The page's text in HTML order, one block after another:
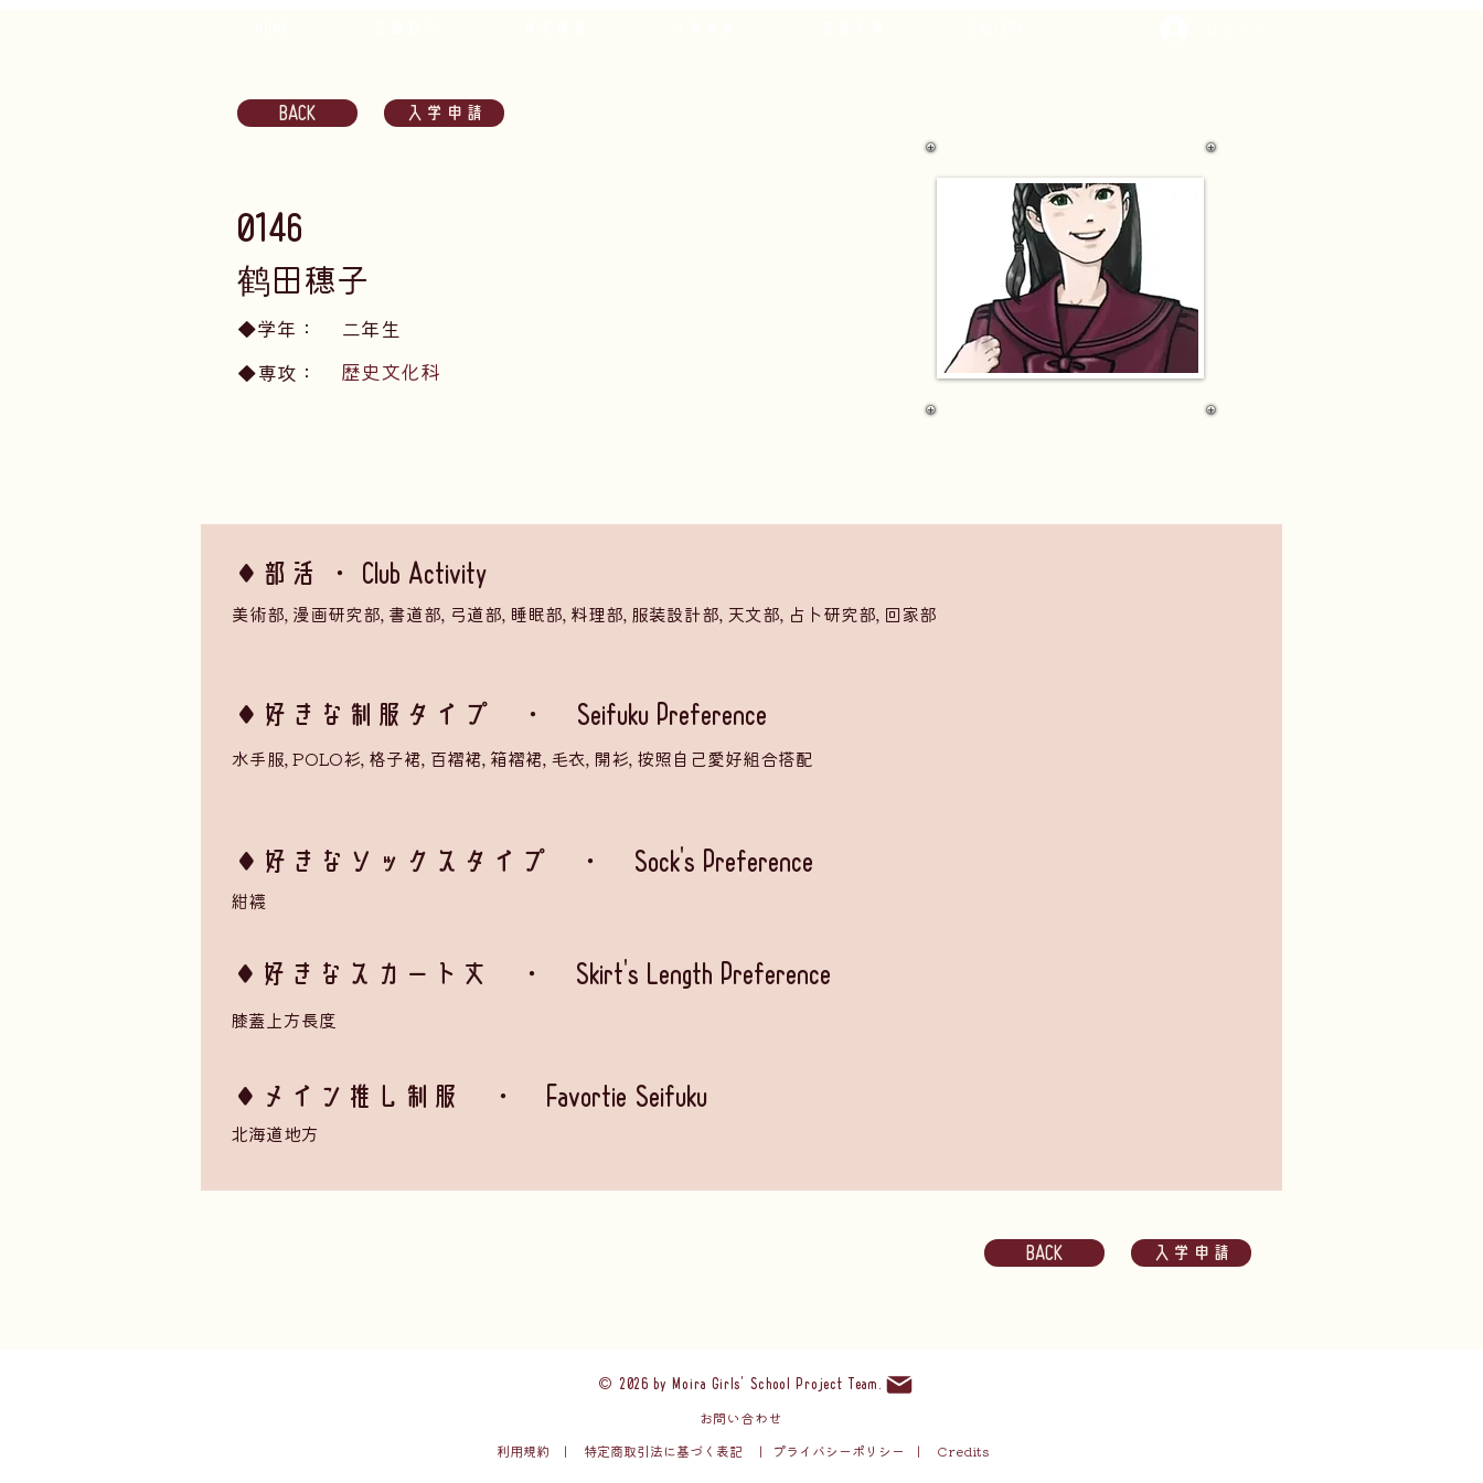
BACK 入学申請
0146
鹤田穗子
​◆学年： 二年生
​◆専攻： 歴史文化科
◆部活 ・ Club Activity
美術部, 漫画研究部, 書道部, 弓道部, 睡眠部, 料理部, 服装設計部, 天文部, 占卜研究部, 回家部
​◆好きな制服タイプ ・ Seifuku Preference
水手服, POLO衫, 格子裙, 百褶裙, 箱褶裙, 毛衣, 開衫, 按照自己愛好組合搭配
◆好きなソックスタイプ ・ Sock's Preference
紺襪
​◆好きなスカート丈 ・ Skirt's Length Preference
膝蓋上方長度
​◆メイン推し制服 ・ Favortie Seifuku
北海道地方
BACK 入学申請
© 2026 by Moira Girls' School Project Team
お問い合わせ
​利用規約 特定商取引法に基づく表記
| | プライバ シーポリシー | Credits